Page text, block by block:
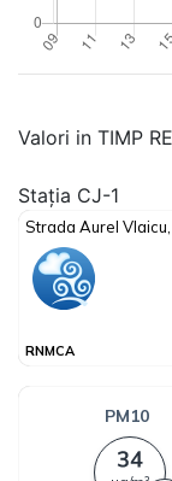
Valori in TIMP
Stația CJ-1